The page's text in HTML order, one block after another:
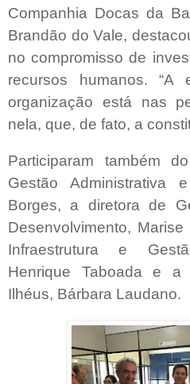
Companhia Docas da
Brandão do Vale,
no compromisso de
recursos humanos. “A
organização está nas
nela, que, de fato, a
Participaram também
Gestão Administrativa
Borges, a diretora de
Desenvolvimento,
Infraestrutura e
Henrique Taboada e
Ilhéus, Bárbara Laudano.